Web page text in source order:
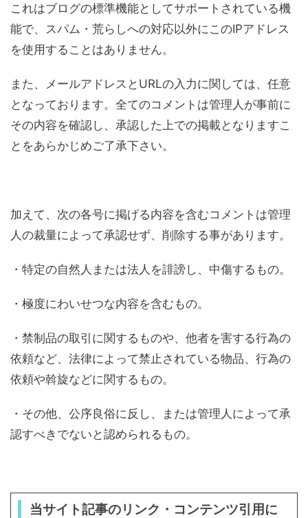
これはブログの標準機能としてサポートされている機
能で、スパム・荒らしへの対応以外にこのIPアドレス
を使用することはありません。
また、メールアドレスとURLの入力に関しては、任意
となっております。全てのコメントは管理人が事前に
その内容を確認し、承認した上での掲載となりますこ
とをあらかじめご了承下さい。
加えて、次の各号に掲げる内容を含むコメントは管理
人の裁量によって承認せず、削除する事があります。
・特定の自然人または法人を誹謗し、中傷するもの。
・極度にわいせつな内容を含むもの。
・禁制品の取引に関するものや、他者を害する行為の
依頼など、法律によって禁止されている物品、行為の
依頼や斡旋などに関するもの。
・その他、公序良俗に反し、または管理人によって承
認すべきでないと認められるもの。
当サイト記事のリンク・コンテンツ引用に